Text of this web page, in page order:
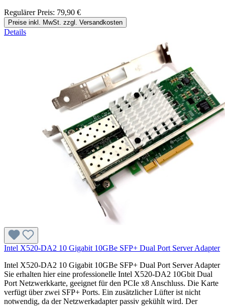
Regulärer Preis: 79,90 €
Preise inkl. MwSt. zzgl. Versandkosten
Details
Intel X520-DA2 10 Gigabit 10GBe SFP+ Dual Port Server Adapter
Intel X520-DA2 10 Gigabit 10GBe SFP+ Dual Port Server Adapter
Sie erhalten hier eine professionelle Intel X520-DA2 10Gbit Dual
Port Netzwerkkarte, geeignet für den PCIe x8 Anschluss. Die Karte
verfügt über zwei SFP+ Ports. Ein zusätzlicher Lüfter ist nicht
notwendig, da der Netzwerkadapter passiv gekühlt wird. Der